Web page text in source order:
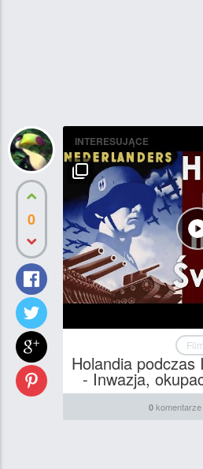
0
INTERESUJĄCE
Holandia podczas
- Inwazja,
0 komentarze